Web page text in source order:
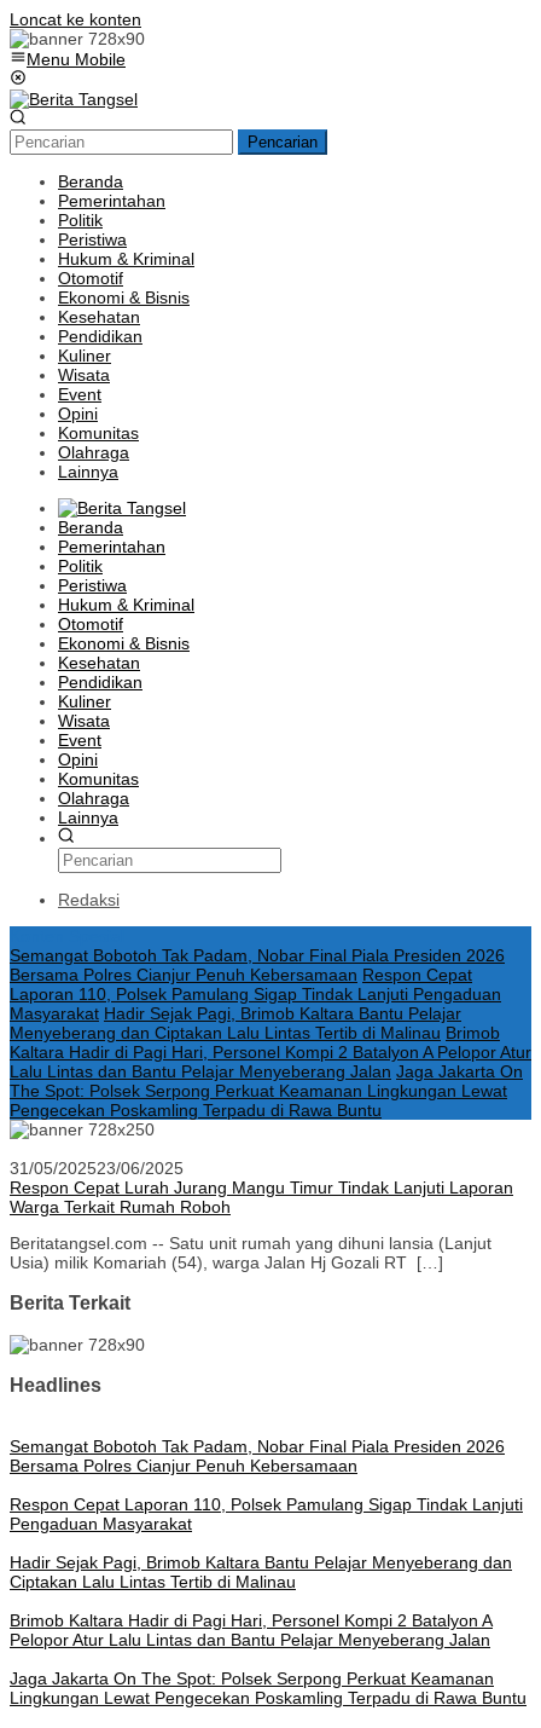
Loncat ke konten
Menu Mobile
Pencarian
Beranda
Pemerintahan
Politik
Peristiwa
Hukum & Kriminal
Otomotif
Ekonomi & Bisnis
Kesehatan
Pendidikan
Kuliner
Wisata
Event
Opini
Komunitas
Olahraga
Lainnya
Beranda
Pemerintahan
Politik
Peristiwa
Hukum & Kriminal
Otomotif
Ekonomi & Bisnis
Kesehatan
Pendidikan
Kuliner
Wisata
Event
Opini
Komunitas
Olahraga
Lainnya
Redaksi
Semangat Bobotoh Tak Padam, Nobar Final Piala Presiden 2026
Bersama Polres Cianjur Penuh Kebersamaan Respon Cepat
Laporan 110, Polsek Pamulang Sigap Tindak Lanjuti Pengaduan
Masyarakat Hadir Sejak Pagi, Brimob Kaltara Bantu Pelajar
Menyeberang dan Ciptakan Lalu Lintas Tertib di Malinau Brimob
Kaltara Hadir di Pagi Hari, Personel Kompi 2 Batalyon A Pelopor Atur
Lalu Lintas dan Bantu Pelajar Menyeberang Jalan Jaga Jakarta On
The Spot: Polsek Serpong Perkuat Keamanan Lingkungan Lewat
Pengecekan Poskamling Terpadu di Rawa Buntu
31/05/202523/06/2025
Respon Cepat Lurah Jurang Mangu Timur Tindak Lanjuti Laporan
Warga Terkait Rumah Roboh
Beritatangsel.com -- Satu unit rumah yang dihuni lansia (Lanjut
Usia) milik Komariah (54), warga Jalan Hj Gozali RT […]
Berita Terkait
Headlines
Semangat Bobotoh Tak Padam, Nobar Final Piala Presiden 2026
Bersama Polres Cianjur Penuh Kebersamaan
Respon Cepat Laporan 110, Polsek Pamulang Sigap Tindak Lanjuti
Pengaduan Masyarakat
Hadir Sejak Pagi, Brimob Kaltara Bantu Pelajar Menyeberang dan
Ciptakan Lalu Lintas Tertib di Malinau
Brimob Kaltara Hadir di Pagi Hari, Personel Kompi 2 Batalyon A
Pelopor Atur Lalu Lintas dan Bantu Pelajar Menyeberang Jalan
Jaga Jakarta On The Spot: Polsek Serpong Perkuat Keamanan
Lingkungan Lewat Pengecekan Poskamling Terpadu di Rawa Buntu